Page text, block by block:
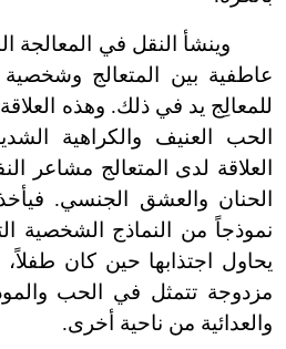
وينشأ النقل في المعالجة
عاطفية بين المتعالج
للمعالِج يد في ذلك. وهذه
الحب العنيف والكراهية
العلاقة لدى المتعالج مشاعر
الحنان والعشق الجنسي.
نموذجاً من النماذج الشخصية
يحاول اجتذابها حين كان
مزدوجة تتمثل في الحب
والعدائية من ناحية أخرى.